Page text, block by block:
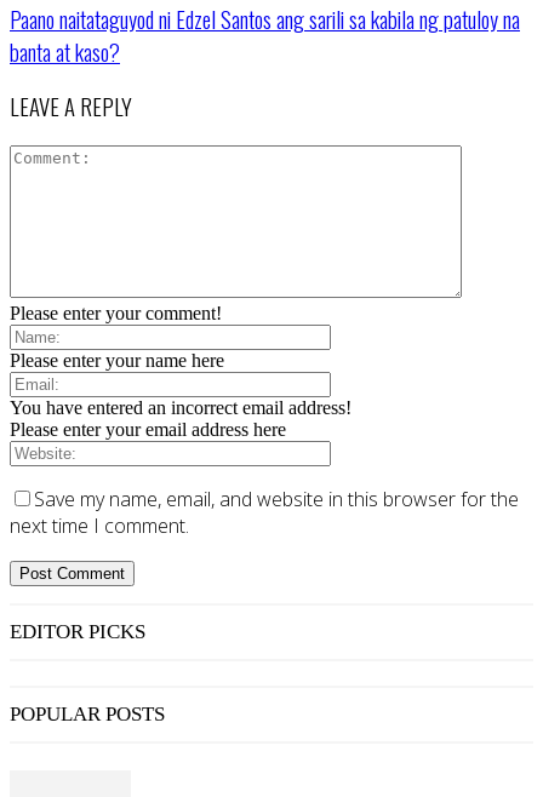
Paano naitataguyod ni Edzel Santos ang sarili sa kabila ng patuloy na
banta at kaso?
LEAVE A REPLY
Please enter your comment!
Please enter your name here
You have entered an incorrect email address!
Please enter your email address here
Save my name, email, and website in this browser for the
next time I comment.
EDITOR PICKS
POPULAR POSTS